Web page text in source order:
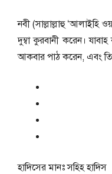
নবী (সাল্লাল্লাহু ‘আলাইহি
দুম্বা কুরবানী করেন।
আকবার পাঠ করেন, এবং
হাদিসের মানঃসহিহ হাদিস